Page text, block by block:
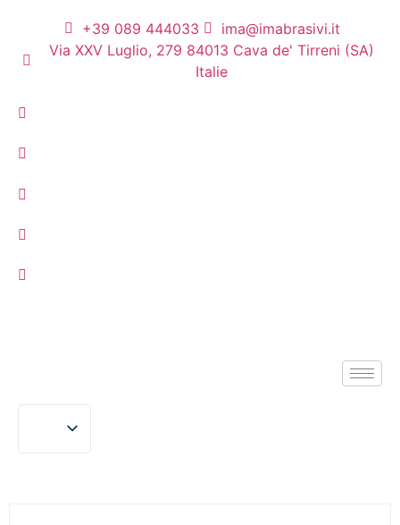
+39 089 444033
ima@imabrasivi.it
Via XXV Luglio, 279 84013 Cava de' Tirreni (SA)
Italie